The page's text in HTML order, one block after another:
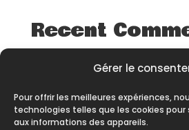
Gérer le
Pour offrir les meilleures expériences,
technologies telles que les cookies
aux informations des appareils.
Recent